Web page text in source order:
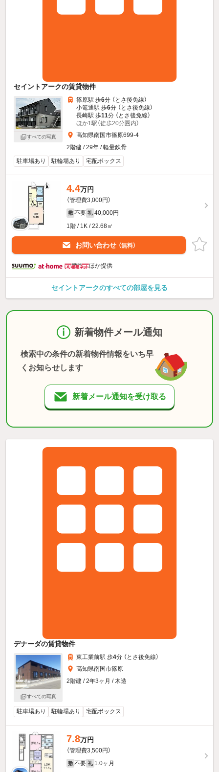
セイントアークの賃貸物件
すべての写真
篠原駅 歩6分 （とさ後免線）
小篭通駅 歩6分 （とさ後免線）
長崎駅 歩11分 （とさ後免線）
ほか1駅（徒歩20分圏内）
高知県南国市篠原699-4
2階建 / 29年 / 軽量鉄骨
駐車場あり
駐輪場あり 宅配ボックス
4.4万円
（管理費3,000円）
敷 不要 礼 40,000円
1階 / 1K / 22.68㎡
お問い合わせ （無料）
ほか提供
セイントアークのすべての部屋を見る
新着物件メール通知
検索中の条件の新着物件情報をいち早
くお知らせします
新着メール通知を受け取る
デナーダの賃貸物件
すべての写真
東工業前駅 歩4分 （とさ後免線）
高知県南国市篠原
2階建 / 2年3ヶ月 / 木造
駐車場あり 駐輪場あり 宅配ボックス
7.8万円
（管理費3,500円）
敷 不要 礼 1.0ヶ月